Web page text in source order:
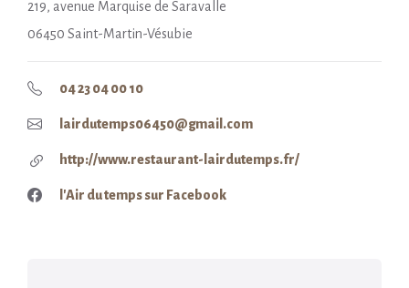
219, avenue Marquise de Saravalle
06450 Saint-Martin-Vésubie
04 23 04 00 10
lairdutemps06450@gmail.com
http://www.restaurant-lairdutemps.fr/
l'Air du temps sur Facebook